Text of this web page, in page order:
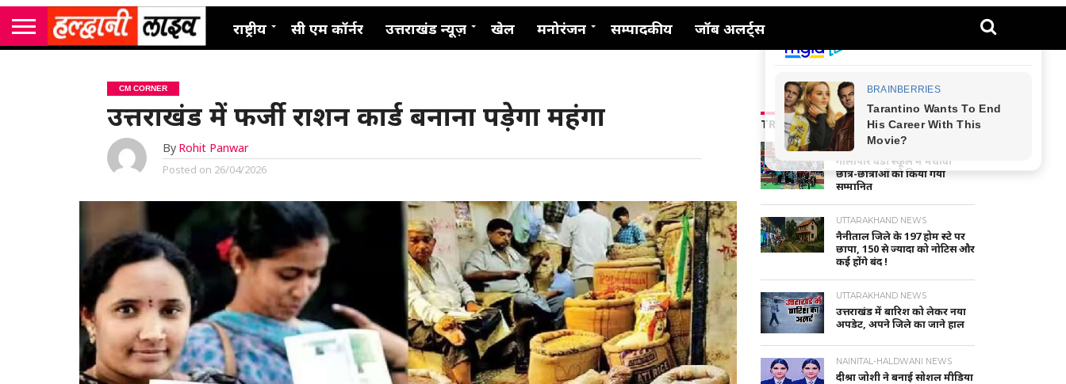
राष्ट्रीय सी एम कॉर्नर उत्तराखंड न्यूज़ खेल मनोरंजन सम्पादकीय जॉब अलर्ट्स
CM CORNER
उत्तराखंड में फर्जी राशन कार्ड बनाना पड़ेगा महंगा
By Rohit Panwar
Posted on 26/04/2026
TRENDING NEWS
NAINITAL-HALDWANI NEWS
गौलापार वैंडी स्कूल में मेधावी
छात्र-छात्राओं को किया गया
सम्मानित
UTTARAKHAND NEWS
नैनीताल जिले के 197 होम स्टे पर
छापा, 150 से ज्यादा को नोटिस और
कई होंगे बंद !
UTTARAKHAND NEWS
उत्तराखंड में बारिश को लेकर नया
अपडेट, अपने जिले का जाने हाल
NAINITAL-HALDWANI NEWS
दीश्रा जोशी ने बनाई सोशल मीडिया